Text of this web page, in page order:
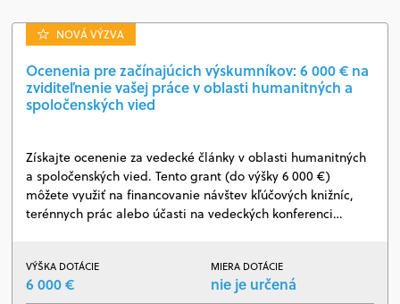
NOVÁ VÝZVA
Ocenenia pre začínajúcich výskumníkov: 6 000 € na
zviditeľnenie vašej práce v oblasti humanitných a
spoločenských vied
Získajte ocenenie za vedecké články v oblasti humanitných
a spoločenských vied. Tento grant (do výšky 6 000 €)
môžete využiť na financovanie návštev kľúčových knižníc,
terénnych prác alebo účasti na vedeckých konferenci…
VÝŠKA DOTÁCIE
6 000 €
MIERA DOTÁCIE
nie je určená